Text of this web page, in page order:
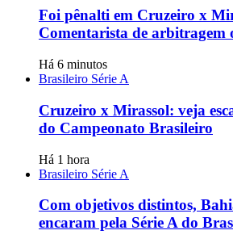
Foi pênalti em Cruzeiro x
Comentarista de arbitragem
Há 6 minutos
Brasileiro Série A
Cruzeiro x Mirassol: veja
do Campeonato Brasileiro
Há 1 hora
Brasileiro Série A
Com objetivos distintos,
encaram pela Série A do